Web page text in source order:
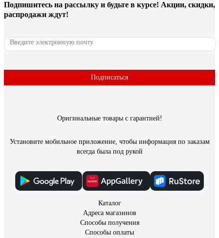
Подпишитесь на рассылку и будьте в курсе! Акции, скидки,
распродажи ждут!
Подписаться
Оригинальные товары с гарантией!
Установите мобильное приложение, чтобы информация по заказам
всегда была под рукой
Каталог
Адреса магазинов
Способы получения
Способы оплаты